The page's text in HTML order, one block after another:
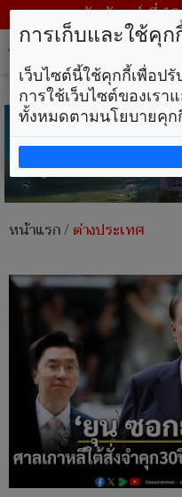
วันจันทร์ ที่
หน้าแรก/ต่างประเทศ
การเก็บและใช้คุก
เว็บไซต์นี้ใช้คุกกี้เพื่อป
การใช้เว็บไซต์ของเร
ทั้งหมดตามนโยบายคุก